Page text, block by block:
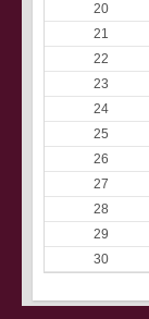
20
21
22
23
24
25
26
27
28
29
30